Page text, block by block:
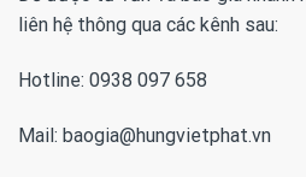
liên hệ thông qua các kênh sau:
Hotline: 0938 097 658
Mail: baogia@hungvietphat.vn